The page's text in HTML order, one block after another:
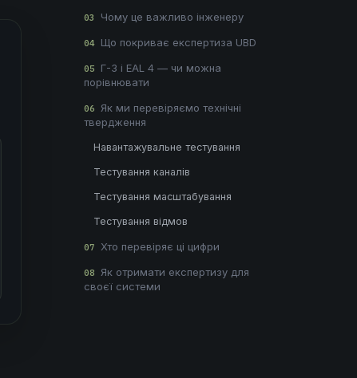
03 Чому це важливо інженеру
04 Що покриває експертиза UBD
05
Г-3 і EAL 4 — чи можна
порівнювати
06
Як ми перевіряємо технічні
твердження
Навантажувальне тестування
Тестування каналів
Тестування масштабування
Тестування відмов
07 Хто перевіряє ці цифри
08
Як отримати експертизу для
своєї системи